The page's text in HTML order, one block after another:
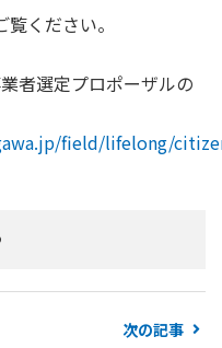
ください。
者選定プロポーザルの
field/lifelong/
次の記事